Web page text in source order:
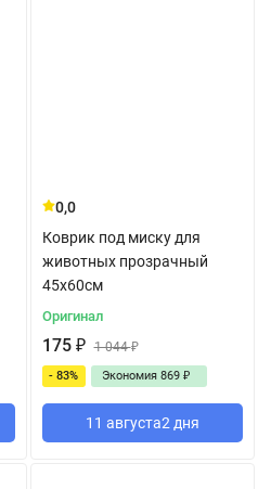
0,0
Коврик под миску для
животных прозрачный
45x60см
Оригинал
175 ₽ 1 044₽
- 83% Экономия 869 ₽
11 августа2 дня